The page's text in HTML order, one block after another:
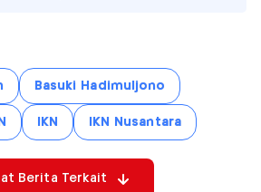
Basuki Hadimuljono
IKN IKN Nusantara
Berita Terkait